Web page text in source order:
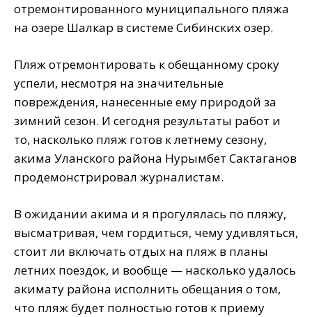
отремонтированного муниципального пляжа
на озере Шалкар в системе Сибинских озер.
Пляж отремонтировать к обещанному сроку
успели, несмотря на значительные
повреждения, нанесенные ему природой за
зимний сезон. И сегодня результаты работ и
то, насколько пляж готов к летнему сезону,
акима Уланского района Нурымбет Сактаганов
продемонстрировал журналистам.
В ожидании акима и я прогулялась по пляжу,
высматривая, чем гордиться, чему удивляться,
стоит ли включать отдых на пляж в планы
летних поездок, и вообще — насколько удалось
акимату района исполнить обещания о том,
что пляж будет полностью готов к приему